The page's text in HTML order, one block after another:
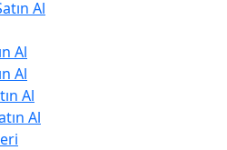
Al
Al
Al
Al
Al